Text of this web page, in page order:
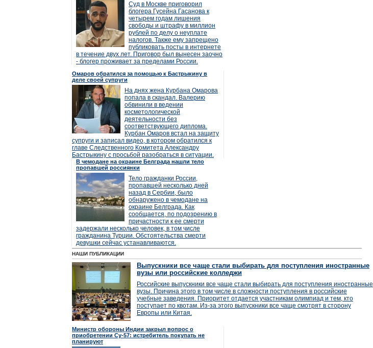
Суд в Москве приговорил
блогера Гусейна Гасанова к
четырем годам лишения
свободы и штрафу в миллион
рублей по делу о неуплате
налогов. Также ему запрещено
публиковать посты в интернете
в течение двух лет. Приговор был вынесен заочно
- блогер проживает за пределами России.
Омаров обратился за помощью к Бастрыкину в
деле своей супруги
На днях жена Курбана Омарова
попала в скандал. Валерию
обвинили в ведении
косметологической
деятельности без
соответствующего диплома.
Курбан Омаров встал на защиту
супруги и записал видео, в котором обратился к
главе Следственного Комитета Александру
Бастрыкину с просьбой разобраться в ситуации.
В чемодане на окраине Белграда нашли тело
пропавшей россиянки
Тело гражданки России,
пропавшей несколько дней
назад в Сербии, было
обнаружено в чемодане на
окраине Белграда. Как
сообщается, по подозрению в
причастности к ее смерти
задержали несколько человек, в том числе
гражданина Турции. Обстоятельства смерти
девушки сейчас устанавливаются.
НАШИ ПУБЛИКАЦИИ
Выпускники все чаще стали выбирать для поступления иностранные
вузы или российские колледжи
Российские выпускники все чаще стали выбирать для поступления иностранные
вузы. Причина этого в том числе в сложности поступления в российские
учебные заведения. Приоритет отдается участникам олимпиад и тем, кто
поступает по квотам. Из-за этого выпускники все чаще смотрят в сторону
Европы или Китая.
Министр обороны Индии закрыл вопрос о
приобретении Су-57: истребитель покупать не
планируют